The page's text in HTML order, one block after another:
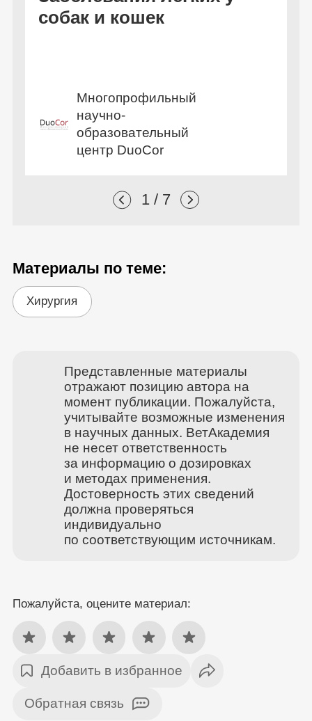
собак и кошек
Многопрофильный
научно-
образовательный
центр DuoCor
1 / 7
Материалы по теме:
Хирургия
Представленные материалы
отражают позицию автора на
момент публикации. Пожалуйста,
учитывайте возможные изменения
в научных данных. ВетАкадемия
не несет ответственность
за информацию о дозировках
и методах применения.
Достоверность этих сведений
должна проверяться
индивидуально
по соответствующим источникам.
Пожалуйста, оцените материал:
Добавить в избранное
Обратная связь